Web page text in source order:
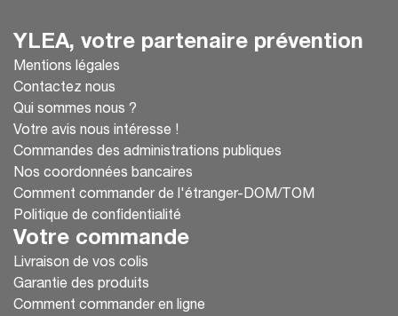
YLEA, votre partenaire prévention
Mentions légales
Contactez nous
Qui sommes nous ?
Votre avis nous intéresse !
Commandes des administrations publiques
Nos coordonnées bancaires
Comment commander de l'étranger-DOM/TOM
Politique de confidentialité
Votre commande
Livraison de vos colis
Garantie des produits
Comment commander en ligne